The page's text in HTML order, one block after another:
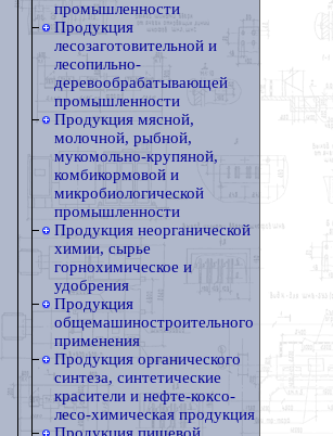
промышленности
Продукция
лесозаготовительной и
лесопильно-
деревообрабатывающей
промышленности
Продукция мясной,
молочной, рыбной,
мукомольно-крупяной,
комбикормовой и
микробиологической
промышленности
Продукция неорганической
химии, сырье
горнохимическое и
удобрения
Продукция
общемашиностроительного
применения
Продукция органического
синтеза, синтетические
красители и нефте-коксо-
лесо-химическая продукция